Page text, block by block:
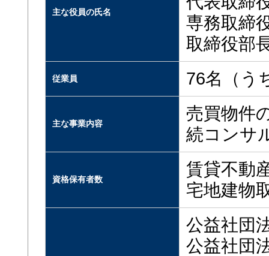
主な役員の氏名
専務取
取締役
従業員 76名（う
主な事業内容
売買物件
続コンサ
資格保有者数
賃貸不動
宅地建物
公益社団
公益社団